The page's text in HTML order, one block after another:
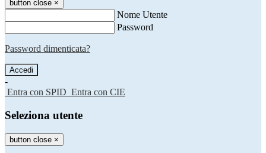
button close ×
Nome Utente
Password
Password dimenticata?
-
Entra con SPID Entra con CIE
Seleziona utente
button close ×